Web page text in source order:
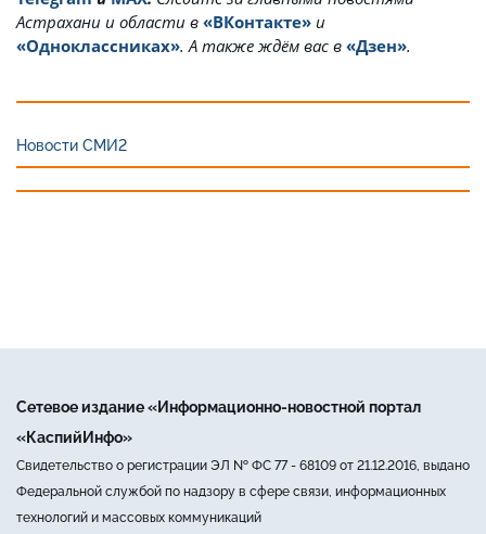
Астрахани и области в «ВКонтакте» и
«Одноклассниках». А также ждём вас в «Дзен».
Новости СМИ2
Сетевое издание «Информационно-новостной портал
«КаспийИнфо»
Свидетельство о регистрации ЭЛ № ФС 77 - 68109 от 21.12.2016, выдано
Федеральной службой по надзору в сфере связи, информационных
технологий и массовых коммуникаций